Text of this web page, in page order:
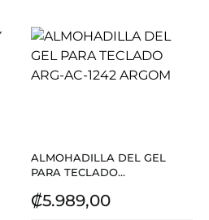
ALMOHADILLA DEL GEL
PARA TECLADO...
Precio
₡5.989,00